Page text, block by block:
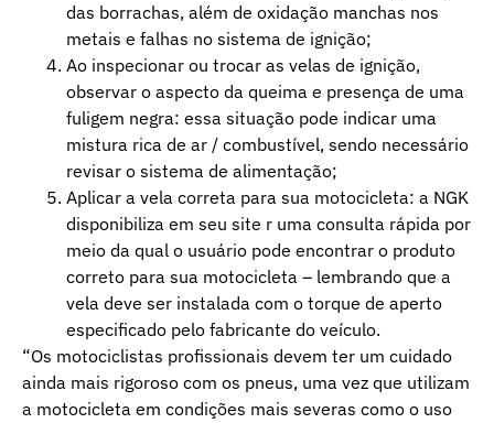
das borrachas, além de oxidação manchas nos
metais e falhas no sistema de ignição;
Ao inspecionar ou trocar as velas de ignição,
observar o aspecto da queima e presença de uma
fuligem negra: essa situação pode indicar uma
mistura rica de ar / combustível, sendo necessário
revisar o sistema de alimentação;
Aplicar a vela correta para sua motocicleta: a NGK
disponibiliza em seu site r uma consulta rápida por
meio da qual o usuário pode encontrar o produto
correto para sua motocicleta – lembrando que a
vela deve ser instalada com o torque de aperto
especificado pelo fabricante do veículo.
“Os motociclistas profissionais devem ter um cuidado
ainda mais rigoroso com os pneus, uma vez que utilizam
a motocicleta em condições mais severas como o uso